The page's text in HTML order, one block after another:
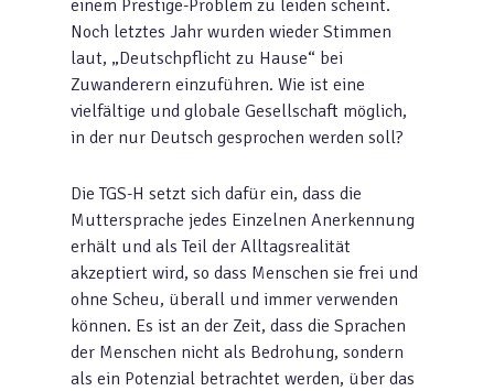
einem Prestige-Problem zu leiden scheint.
Noch letztes Jahr wurden wieder Stimmen
laut, „Deutschpflicht zu Hause“ bei
Zuwanderern einzuführen. Wie ist eine
vielfältige und globale Gesellschaft möglich,
in der nur Deutsch gesprochen werden soll?
Die TGS-H setzt sich dafür ein, dass die
Muttersprache jedes Einzelnen Anerkennung
erhält und als Teil der Alltagsrealität
akzeptiert wird, so dass Menschen sie frei und
ohne Scheu, überall und immer verwenden
können. Es ist an der Zeit, dass die Sprachen
der Menschen nicht als Bedrohung, sondern
als ein Potenzial betrachtet werden, über das